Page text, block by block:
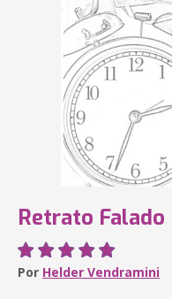
Retrato Falado
Por Helder Vendramini